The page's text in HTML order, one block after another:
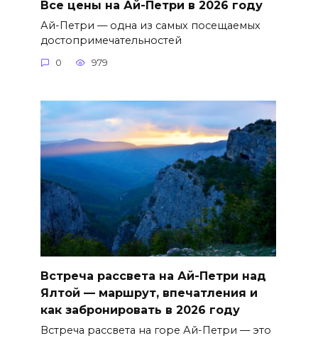
Все цены на Ай-Петри в 2026 году
Ай-Петри — одна из самых посещаемых
достопримечательностей
0 979
Встреча рассвета на Ай-Петри над
Ялтой — маршрут, впечатления и
как забронировать в 2026 году
Встреча рассвета на горе Ай-Петри — это